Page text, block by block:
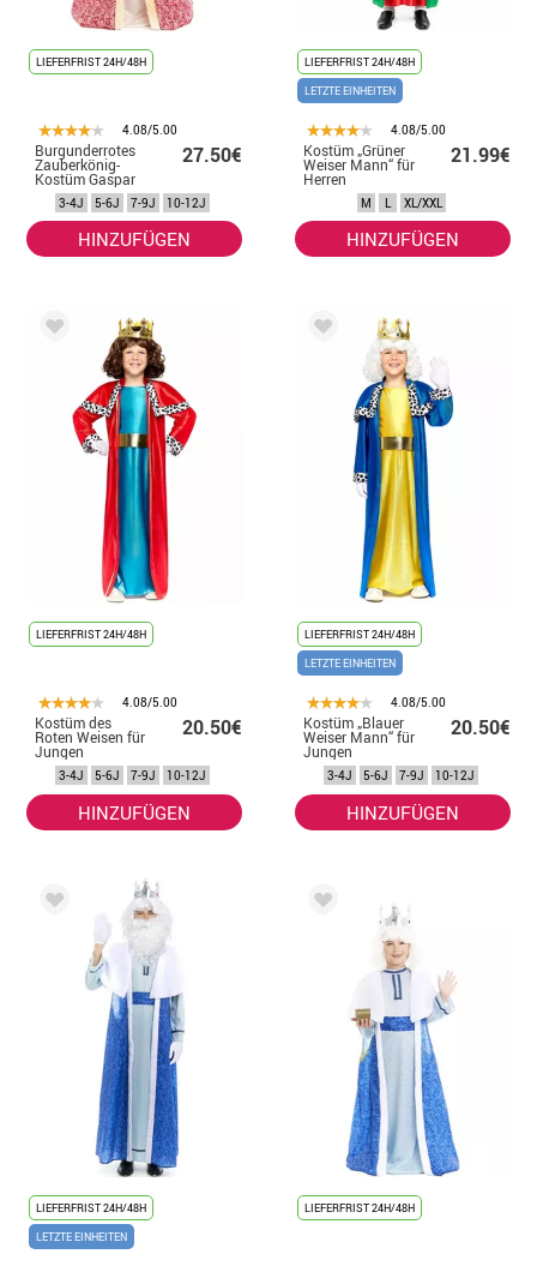
LIEFERFRIST 24H/48H
4.08/5.00
Burgunderrotes
Zauberkönig-
Kostüm Gaspar
mit Umhang für
Kinder
27.50€
3-4J 5-6J 7-9J 10-12J
HINZUFÜGEN
LIEFERFRIST 24H/48H
LETZTE EINHEITEN
4.08/5.00
Kostüm „Grüner
Weiser Mann“ für
Herren
21.99€
M L XL/XXL
HINZUFÜGEN
LIEFERFRIST 24H/48H
4.08/5.00
Kostüm des
Roten Weisen für
Jungen
20.50€
3-4J 5-6J 7-9J 10-12J
HINZUFÜGEN
LIEFERFRIST 24H/48H
LETZTE EINHEITEN
4.08/5.00
Kostüm „Blauer
Weiser Mann“ für
Jungen
20.50€
3-4J 5-6J 7-9J 10-12J
HINZUFÜGEN
LIEFERFRIST 24H/48H
LETZTE EINHEITEN
LIEFERFRIST 24H/48H